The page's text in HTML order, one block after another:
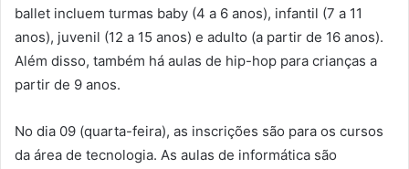
ballet incluem turmas baby (4 a 6 anos), infantil (7 a 11
anos), juvenil (12 a 15 anos) e adulto (a partir de 16 anos).
Além disso, também há aulas de hip-hop para crianças a
partir de 9 anos.
No dia 09 (quarta-feira), as inscrições são para os cursos
da área de tecnologia. As aulas de informática são